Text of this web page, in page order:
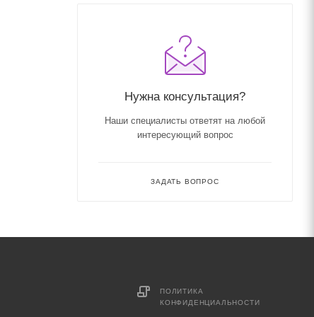
Нужна консультация?
Наши специалисты ответят на любой
интересующий вопрос
ЗАДАТЬ ВОПРОС
ПОЛИТИКА
КОНФИДЕНЦИАЛЬНОСТИ